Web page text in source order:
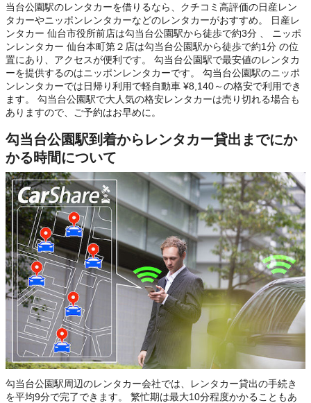
当台公園駅のレンタカーを借りるなら、クチコミ高評価の日産レン
タカーやニッポンレンタカーなどのレンタカーがおすすめ。 日産レ
ンタカー 仙台市役所前店は勾当台公園駅から徒歩で約3分 、 ニッポ
ンレンタカー 仙台本町第２店は勾当台公園駅から徒歩で約1分 の位
置にあり、アクセスが便利です。 勾当台公園駅で最安値のレンタカ
ーを提供するのはニッポンレンタカーです。 勾当台公園駅のニッポ
ンレンタカーでは日帰り利用で軽自動車 ¥8,140～の格安で利用でき
ます。 勾当台公園駅で大人気の格安レンタカーは売り切れる場合も
ありますので、ご予約はお早めに。
勾当台公園駅到着からレンタカー貸出までにか
かる時間について
勾当台公園駅周辺のレンタカー会社では、レンタカー貸出の手続き
を平均9分で完了できます。 繁忙期は最大10分程度かかることもあ